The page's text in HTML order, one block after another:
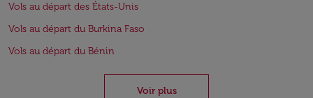
Vols au départ des États-Unis
Vols au départ du Burkina Faso
Vols au départ du Bénin
Voir plus